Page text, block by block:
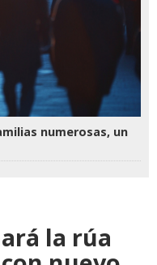
numerosas, un
la rúa